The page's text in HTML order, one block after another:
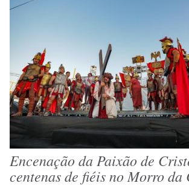
Encenação da Paixão de
centenas de fiéis no Morro da